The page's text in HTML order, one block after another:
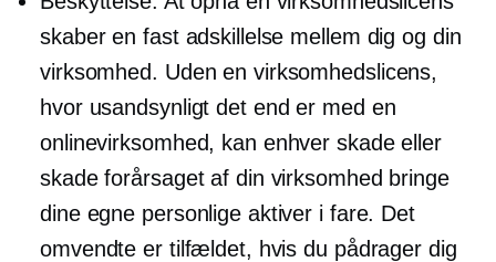
skaber en fast adskillelse mellem dig og din
virksomhed. Uden en virksomhedslicens,
hvor usandsynligt det end er med en
onlinevirksomhed, kan enhver skade eller
skade forårsaget af din virksomhed bringe
dine egne personlige aktiver i fare. Det
omvendte er tilfældet, hvis du pådrager dig